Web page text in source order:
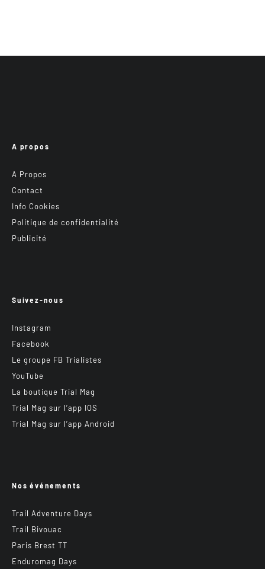
A propos
A Propos
Contact
Info Cookies
Politique de confidentialité
Publicité
Suivez-nous
Instagram
Facebook
Le groupe FB Trialistes
YouTube
La boutique Trial Mag
Trial Mag sur l’app IOS
Trial Mag sur l’app Android
Nos événements
Trail Adventure Days
Trail Bivouac
Paris Brest TT
Enduromag Days